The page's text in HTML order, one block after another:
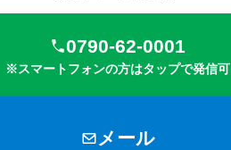
0790-62-0001
※スマートフォンの方はタップで発信可
メール